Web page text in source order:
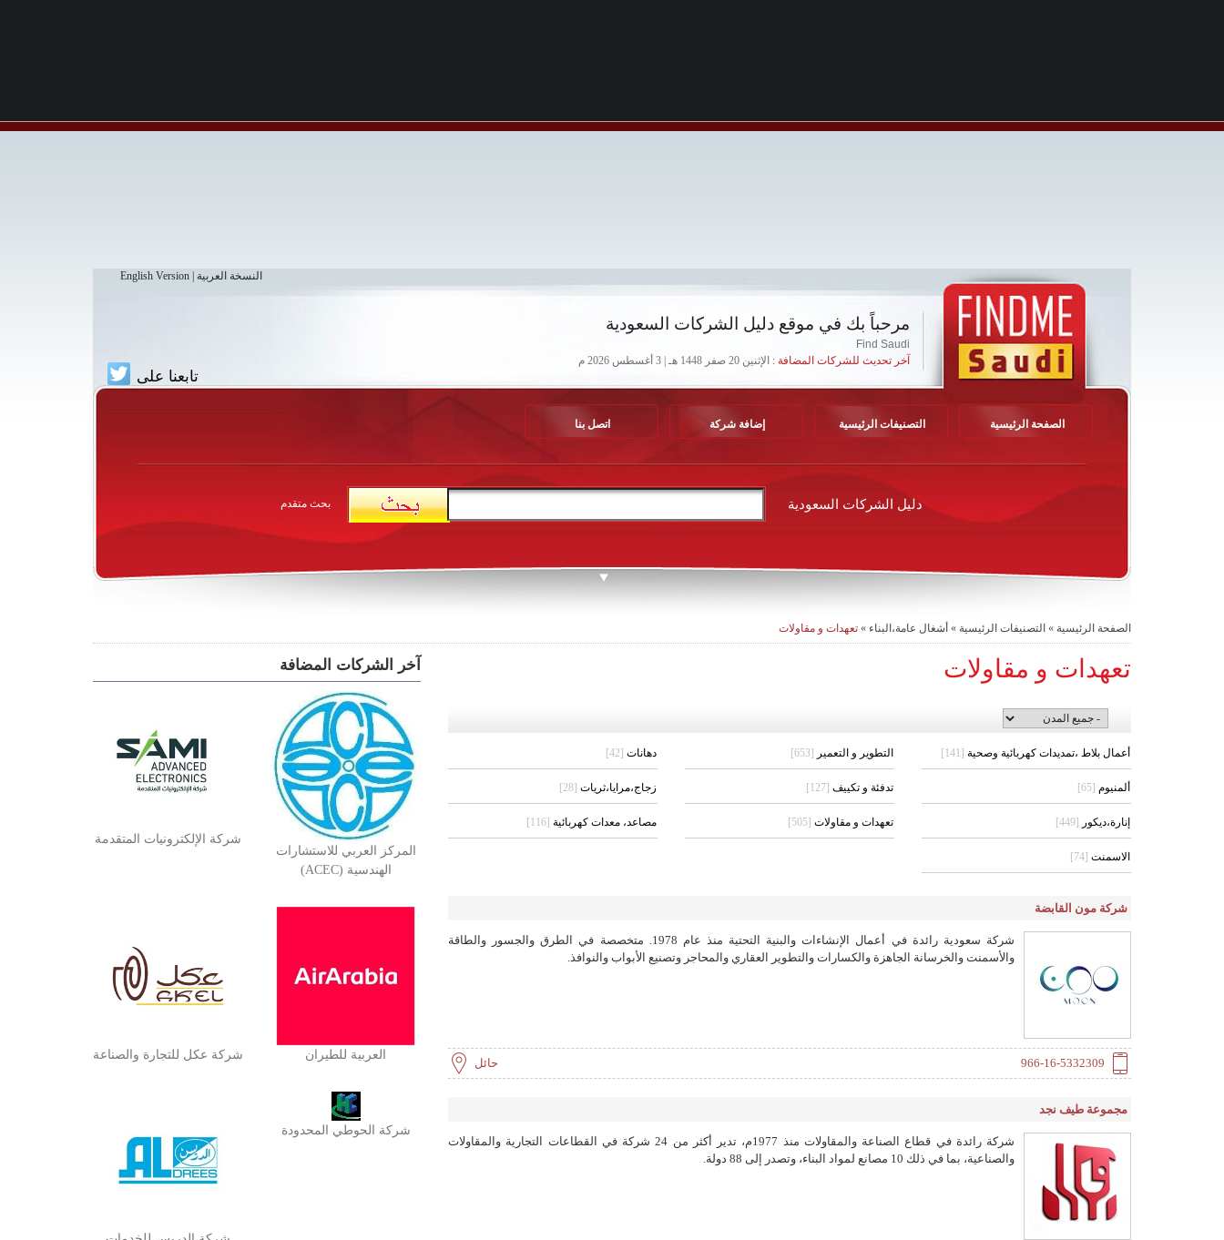
النسخة العربية English Version
مرحباً بك في موقع دليل الشركات السعودية
Find Saudi
آخر تحديث للشركات المضافة : الإثنين 20 صفر 1448 هـ | 3 أغسطس 2026 م
تابعنا على
الصفحة الرئيسية التصنيفات الرئيسية إضافة شركة اتصل بنا
دليل الشركات السعودية بحث متقدم
الصفحة الرئيسية » التصنيفات الرئيسية » أشغال عامة،البناء » تعهدات و مقاولات
تعهدات و مقاولات
أعمال بلاط ،تمديدات كهربائية وصحية [141]
ألمنيوم [65]
إنارة،ديكور [449]
الاسمنت [74]
التطوير و التعمير [653]
تدفئة و تكييف [127]
تعهدات و مقاولات [505]
دهانات [42]
زجاج،مرايا،ثريات [28]
مصاعد، معدات كهربائية [116]
شركة مون القابضة
شركة سعودية رائدة في أعمال الإنشاءات والبنية التحتية منذ عام 1978. متخصصة في الطرق والجسور والطاقة
والأسمنت والخرسانة الجاهزة والكسارات والتطوير العقاري والمحاجر وتصنيع الأبواب والنوافذ.
966-16-5332309 حائل
مجموعة طيف نجد
شركة رائدة في قطاع الصناعة والمقاولات منذ 1977م، تدير أكثر من 24 شركة في القطاعات التجارية والمقاولات
والصناعية، بما في ذلك 10 مصانع لمواد البناء، وتصدر إلى 88 دولة.
آخر الشركات المضافة
المركز العربي للاستشارات
الهندسية (ACEC)
شركة الإلكترونيات المتقدمة
العربية للطيران شركة عكل للتجارة والصناعة
شركة الحوطي المحدودة